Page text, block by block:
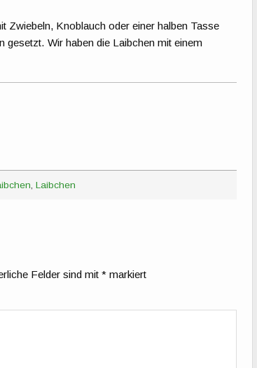
Zwiebeln, Knoblauch oder einer halben Tasse
gesetzt. Wir haben die Laibchen mit einem
,Laibchen
Felder sind mit* markiert